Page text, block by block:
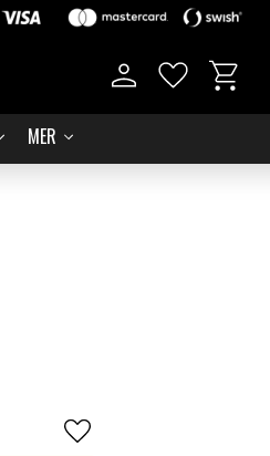
MER
Favoriter
Lägg till i favoriter